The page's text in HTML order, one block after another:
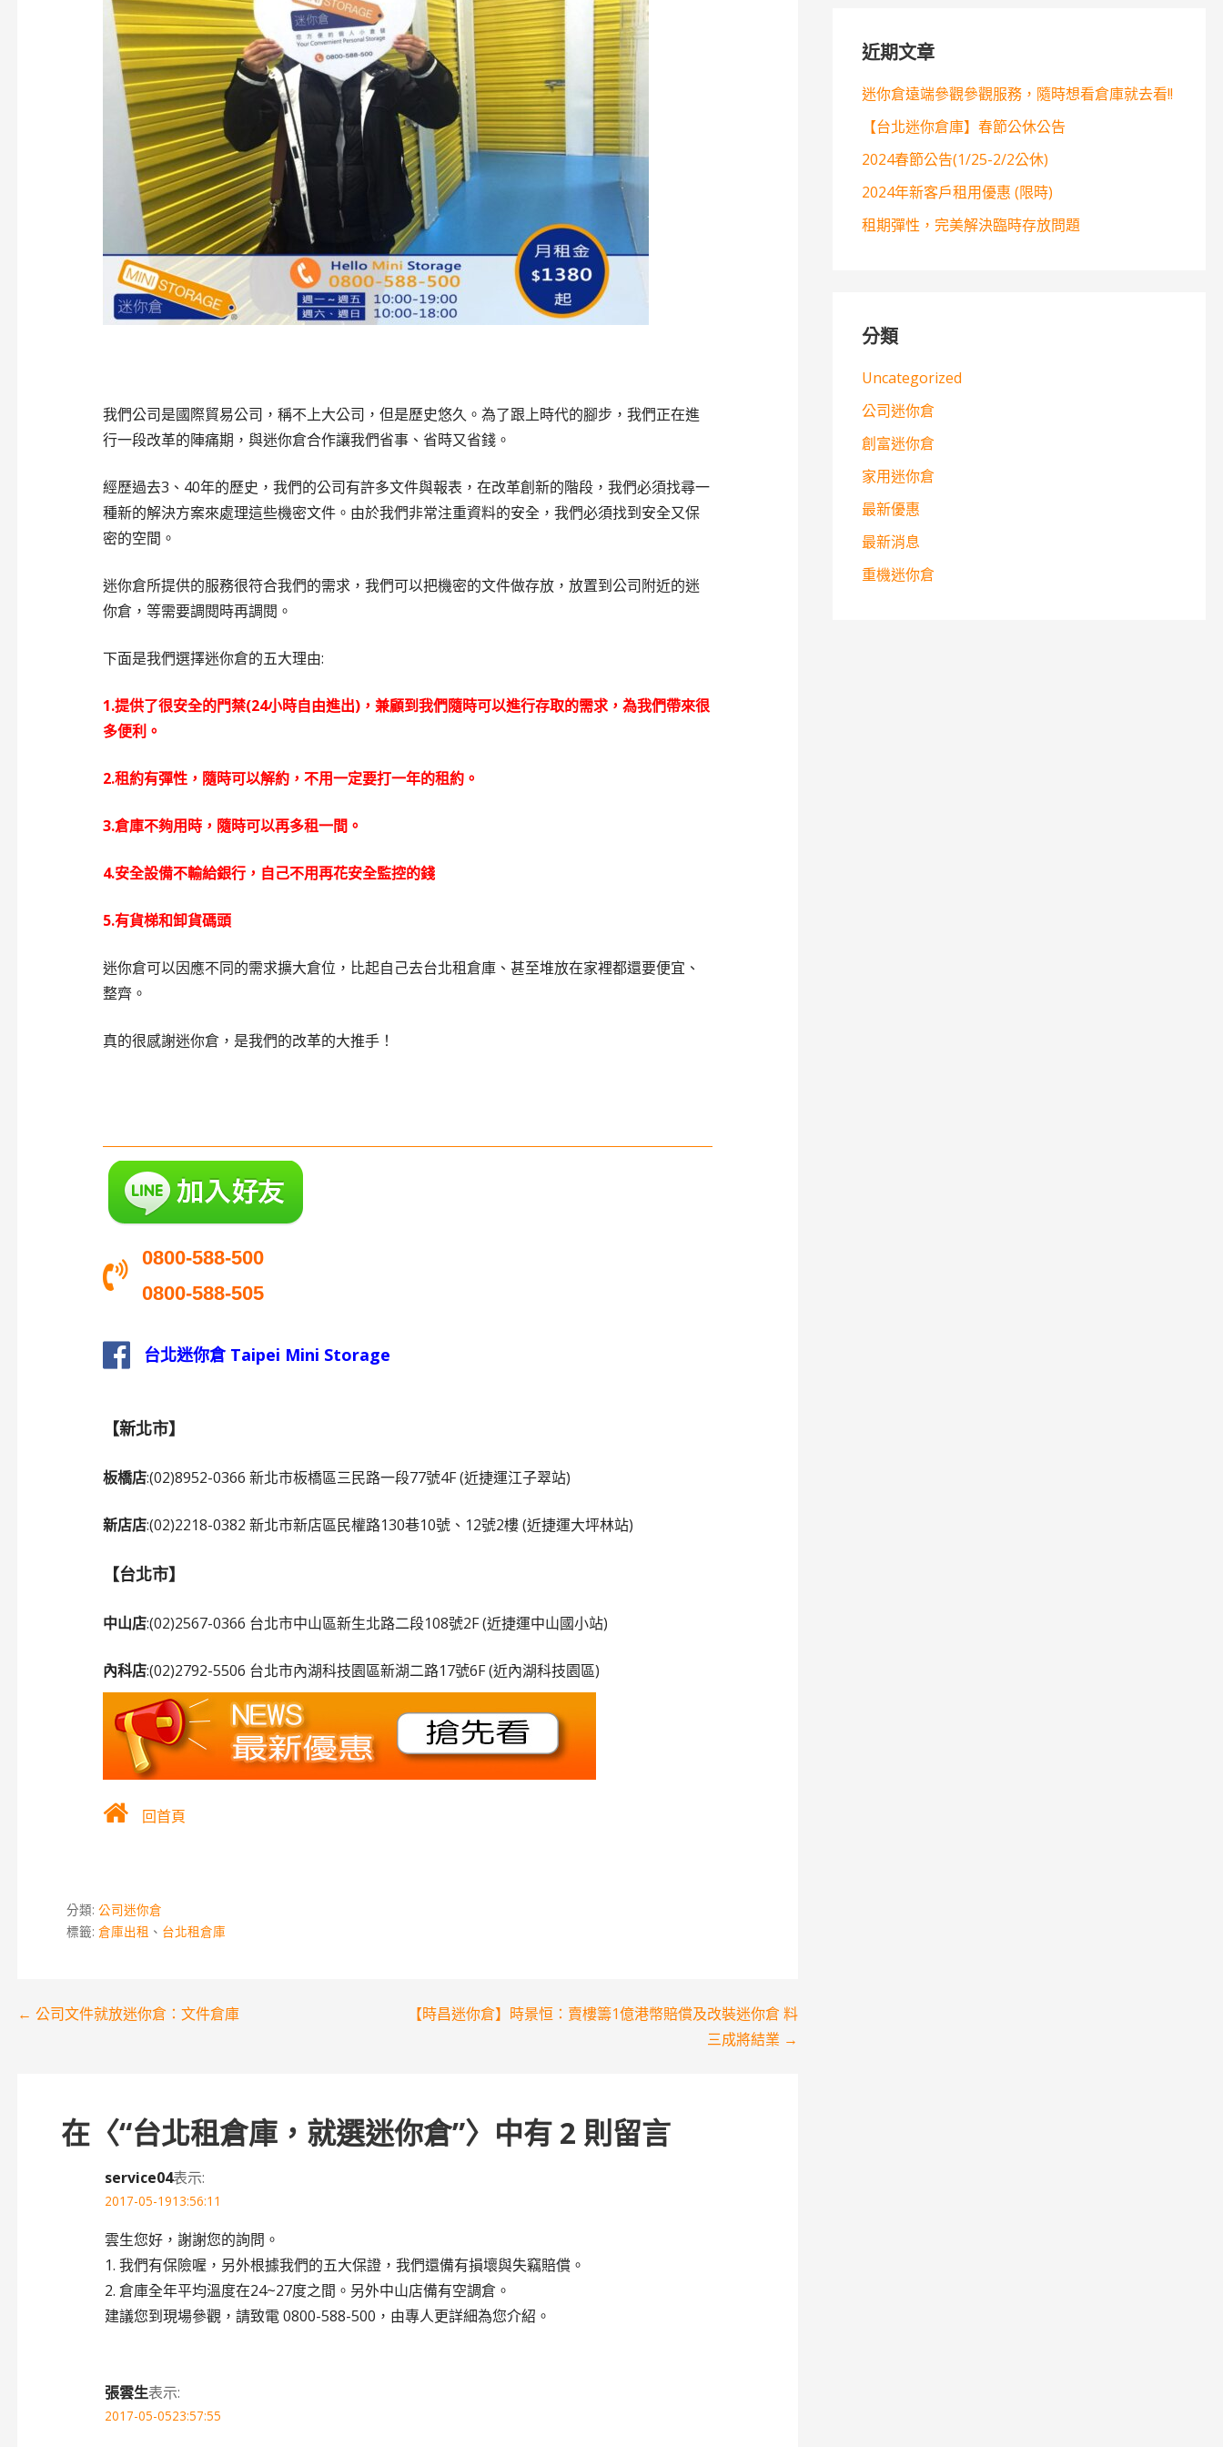
我們公司是國際貿易公司，稱不上大公司，但是歷史悠久。為了跟上時代的腳步，我們正在進
行一段改革的陣痛期，與迷你倉合作讓我們省事、省時又省錢。
經歷過去3、40年的歷史，我們的公司有許多文件與報表，在改革創新的階段，我們必須找尋一
種新的解決方案來處理這些機密文件。由於我們非常注重資料的安全，我們必須找到安全又保
密的空間。
迷你倉所提供的服務很符合我們的需求，我們可以把機密的文件做存放，放置到公司附近的迷
你倉，等需要調閱時再調閱。
下面是我們選擇迷你倉的五大理由:
1.提供了很安全的門禁(24小時自由進出)，兼顧到我們隨時可以進行存取的需求，為我們帶來很
多便利。
2.租約有彈性，隨時可以解約，不用一定要打一年的租約。
3.倉庫不夠用時，隨時可以再多租一間。
4.安全設備不輸給銀行，自己不用再花安全監控的錢
5.有貨梯和卸貨碼頭
迷你倉可以因應不同的需求擴大倉位，比起自己去台北租倉庫、甚至堆放在家裡都還要便宜、
整齊。
真的很感謝迷你倉，是我們的改革的大推手！
0800-588-500
0800-588-505
台北迷你倉 Taipei Mini Storage
【新北市】
板橋店:(02)8952-0366 新北市板橋區三民路一段77號4F (近捷運江子翠站)
新店店:(02)2218-0382 新北市新店區民權路130巷10號、12號2樓 (近捷運大坪林站)
【台北市】
中山店:(02)2567-0366 台北市中山區新生北路二段108號2F (近捷運中山國小站)
內科店:(02)2792-5506 台北市內湖科技園區新湖二路17號6F (近內湖科技園區)
回首頁
分類: 公司迷你倉
標籤: 倉庫出租 、 台北租倉庫
文
← 公司文件就放迷你倉：文件倉庫
【時昌迷你倉】時景恒：賣樓籌1億港幣賠償及改裝迷你倉 料
三成將結業 →
在〈“台北租倉庫，就選迷你倉”〉中有 2 則留言
service04表示:
2017-05-1913:56:11
雲生您好，謝謝您的詢問。
1. 我們有保險喔，另外根據我們的五大保證，我們還備有損壞與失竊賠償。
2. 倉庫全年平均溫度在24~27度之間。另外中山店備有空調倉。
建議您到現場參觀，請致電 0800-588-500，由專人更詳細為您介紹。
張雲生表示:
2017-05-0523:57:55
近期文章
迷你倉遠端參觀參觀服務，隨時想看倉庫就去看!!
【台北迷你倉庫】春節公休公告
2024春節公告(1/25-2/2公休)
2024年新客戶租用優惠 (限時)
租期彈性，完美解決臨時存放問題
分類
Uncategorized
公司迷你倉
創富迷你倉
家用迷你倉
最新優惠
最新消息
重機迷你倉